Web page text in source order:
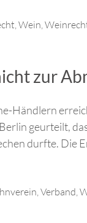
Wein
zur
Händlern
geurteilt,
durfte. Die
Verband